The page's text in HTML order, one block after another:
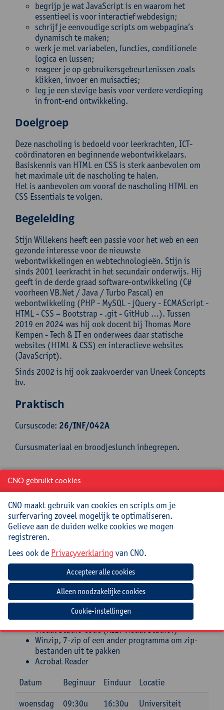
begrijp je wat JavaScript is en waarom het
essentieel is voor interactief webdesign;
schrijf je eenvoudige scripts om webpagina’s
dynamisch te maken;
werk je met variabelen, functies, conditionele
logica en lussen;
reageer je op gebruikersgebeurtenissen zoals
klikken, invoer en muisacties;
leg je een stevige basis voor verdere verdieping
in front-end ontwikkeling.
Doelgroep
Deze nascholing is bedoeld voor leerkrachten, ICT-
coördinatoren en beginnende webontwikkelaars.
Basiskennis van HTML en CSS is sterk aanbevolen om
het maximale uit de nascholing te halen.
Het is aanbevolen om vooraf de nascholing HTML en
CSS Essentials te volgen.
Begeleiding
Stijn Willekens heeft een passie voor het web en een
gezonde interesse voor de nieuwste
webontwikkelingen en webtechnologieën. Stijn is
sinds 2001 leerkracht in het secundair onderwijs. Hij
geeft in de derde graad software-ontwikkeling (C#
voorheen VB.Net / Java / Turbo Pascal) en
webontwikkeling (PHP - MySQL - jQuery - ECMAScript -
HTML - CSS – Bootstrap - .git - GitHub …). Tussen
2019 en 2024 was hij ook docent bij Thomas More
Kempen - Tech & IT en onderwees daar statische
websites (HTML & CSS) en interactieve websites
(JavaScript).
Sinds 2002 is hij ook zaakvoerder van Uneek Concepts
bv.
Praktisch
Cursuscode: 26/INF/042A
Cursusmateriaal en broodjeslunch inbegrepen.
Inlichtingen bij: Miet Oost, 03 265 29 79,
miet.oost@uantwerpen.be
Mee te brengen door cursist
Opgeladen laptop (Windows/Mac)
Verwachte voorbereiding door
deelnemer
Installeer op voorhand:
Firefox
Visual Studio Code (NIET Visual Studio!)
Winzip, 7-zip of een ander programma om zip-
bestanden uit te pakken
Acrobat Reader
Datum
Beginuur Einduur
Locatie
woensdag
09:30u 16:30u
Universiteit
CNO gebruikt cookies
CNO maakt gebruik van cookies en scripts om je
surfervaring zoveel mogelijk te optimaliseren.
Gelieve aan de duiden welke cookies we mogen
registreren.
Lees ook de Privacyverklaring van CNO.
Cookie-instellingen